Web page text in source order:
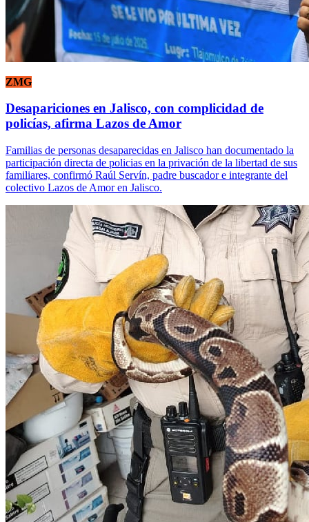
ZMG
Desapariciones en Jalisco, con complicidad de
policías, afirma Lazos de Amor
Familias de personas desaparecidas en Jalisco han documentado la
participación directa de policias en la privación de la libertad de sus
familiares, confirmó Raúl Servín, padre buscador e integrante del
colectivo Lazos de Amor en Jalisco.